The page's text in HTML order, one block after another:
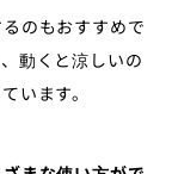
のもおすすめで
動くと涼しいの
います。